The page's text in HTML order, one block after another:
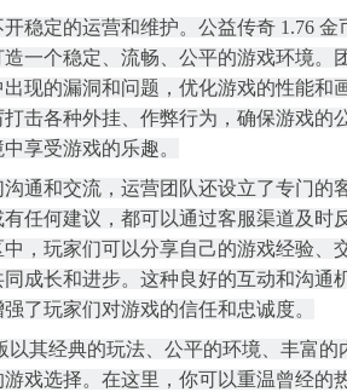
稳定的运营和维护。公益传奇 1.76
一个稳定、流畅、公平的游戏环境。
现的漏洞和问题，优化游戏的性能和
打击各种外挂、作弊行为，确保游戏的
享受游戏的乐趣。
通和交流，运营团队还设立了专门的
任何建议，都可以通过客服渠道及时
，玩家们可以分享自己的游戏经验、
成长和进步。这种良好的互动和沟通
了玩家们对游戏的信任和忠诚度。
以其经典的玩法、公平的环境、丰富
戏选择。在这里，你可以重温曾经的